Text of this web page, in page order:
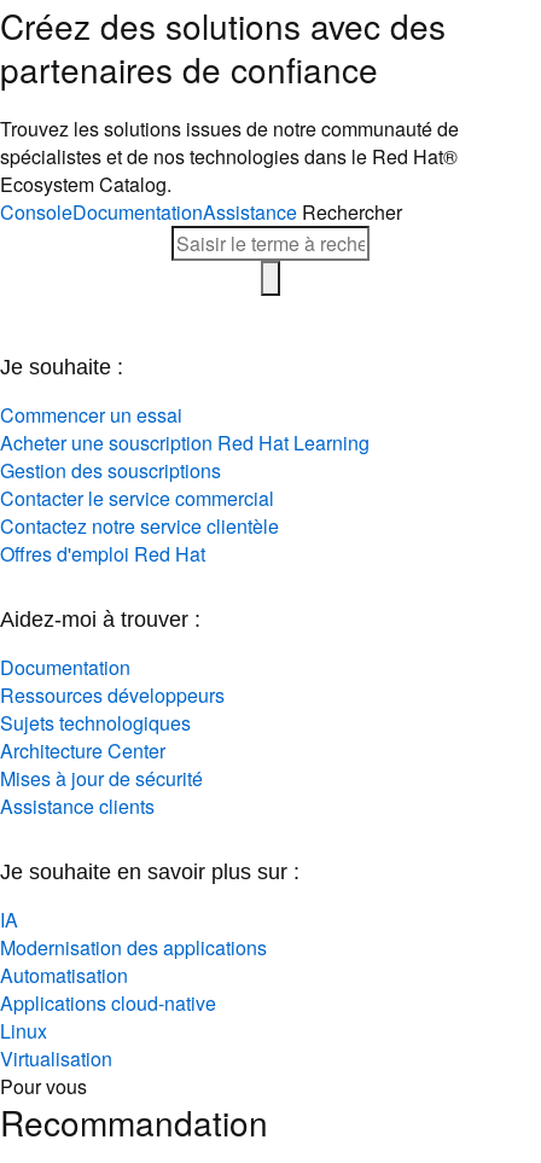
Créez des solutions avec des
partenaires de confiance
Trouvez les solutions issues de notre communauté de
spécialistes et de nos technologies dans le Red Hat®
Ecosystem Catalog.
ConsoleDocumentationAssistance Rechercher
Je souhaite :
Commencer un essai
Acheter une souscription Red Hat Learning
Gestion des souscriptions
Contacter le service commercial
Contactez notre service clientèle
Offres d'emploi Red Hat
Aidez-moi à trouver :
Documentation
Ressources développeurs
Sujets technologiques
Architecture Center
Mises à jour de sécurité
Assistance clients
Je souhaite en savoir plus sur :
IA
Modernisation des applications
Automatisation
Applications cloud-native
Linux
Virtualisation
Pour vous
Recommandation